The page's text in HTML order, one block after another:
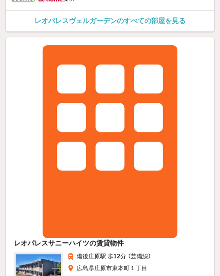
レオパレスヴェルガーデンのすべての部屋を見る
レオパレスサニーハイツの賃貸物件
備後庄原駅 歩12分 （芸備線）
広島県庄原市東本町１丁目